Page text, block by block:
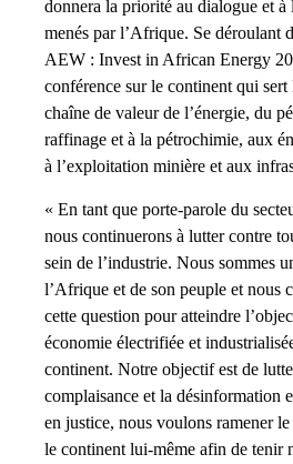
donnera la priorité au dialogue et à
menés par l’Afrique. Se déroulant
AEW : Invest in African Energy
conférence sur le continent qui sert
chaîne de valeur de l’énergie, du
raffinage et à la pétrochimie, aux
à l’exploitation minière et aux
« En tant que porte-parole du
nous continuerons à lutter contre
sein de l’industrie. Nous sommes
l’Afrique et de son peuple et nous
cette question pour atteindre
économie électrifiée et
continent. Notre objectif est de
complaisance et la désinformation
en justice, nous voulons ramener
le continent lui-même afin de tenir